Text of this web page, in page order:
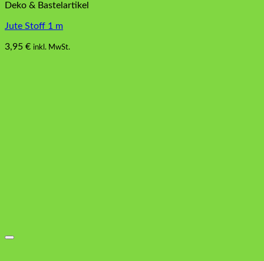
Deko & Bastelartikel
Jute Stoff 1 m
3,95 € inkl. MwSt.